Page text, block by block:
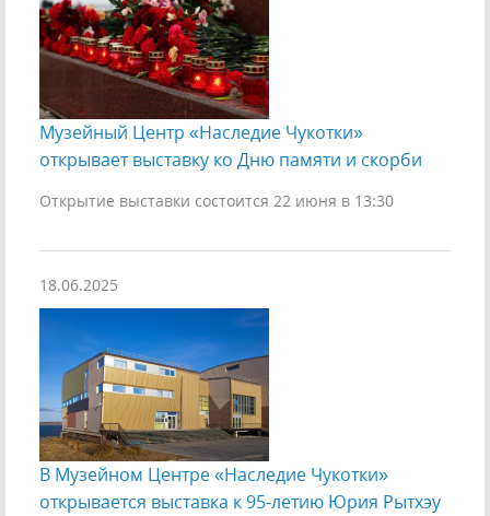
Музейный Центр «Наследие Чукотки»
открывает выставку ко Дню памяти и скорби
Открытие выставки состоится 22 июня в 13:30
18.06.2025
В Музейном Центре «Наследие Чукотки»
открывается выставка к 95-летию Юрия Рытхэу